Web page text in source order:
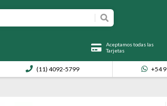
Aceptamos todas las
Tarjetas
(11) 4092-5799 +54